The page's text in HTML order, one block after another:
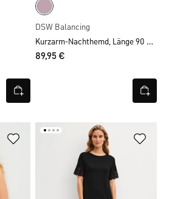
DSW Balancing
Kurzarm-Nachthemd, Länge 90 cm
89,95 €